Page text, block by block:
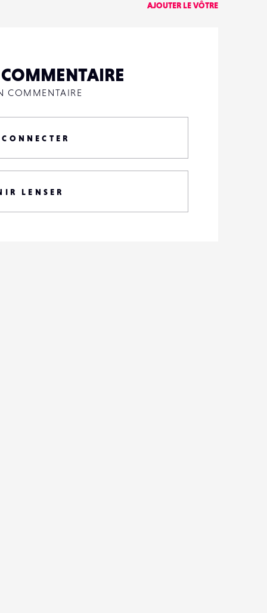
AJOUTER LE VÔTRE
COMMENTAIRE
LENSER